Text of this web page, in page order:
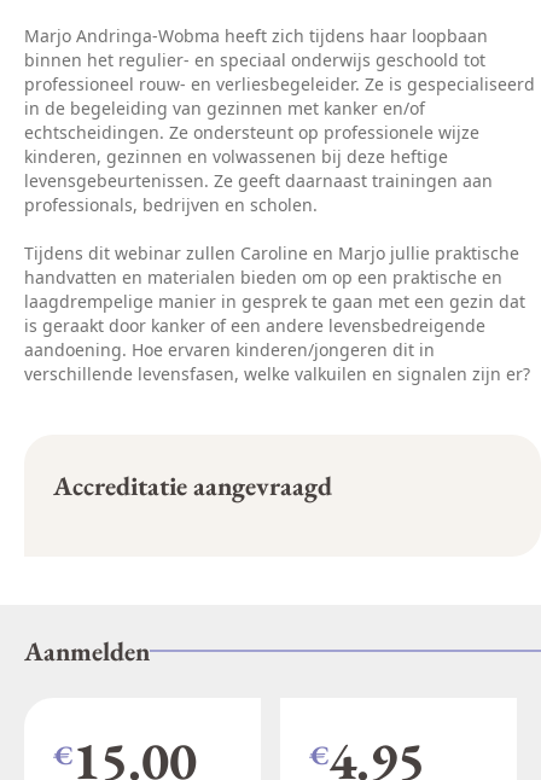
Marjo Andringa-Wobma heeft zich tijdens haar loopbaan
binnen het regulier- en speciaal onderwijs geschoold tot
professioneel rouw- en verliesbegeleider. Ze is gespecialiseerd
in de begeleiding van gezinnen met kanker en/of
echtscheidingen. Ze ondersteunt op professionele wijze
kinderen, gezinnen en volwassenen bij deze heftige
levensgebeurtenissen. Ze geeft daarnaast trainingen aan
professionals, bedrijven en scholen.
Tijdens dit webinar zullen Caroline en Marjo jullie praktische
handvatten en materialen bieden om op een praktische en
laagdrempelige manier in gesprek te gaan met een gezin dat
is geraakt door kanker of een andere levensbedreigende
aandoening. Hoe ervaren kinderen/jongeren dit in
verschillende levensfasen, welke valkuilen en signalen zijn er?
Accreditatie aangevraagd
Aanmelden
€15.00 €4.95